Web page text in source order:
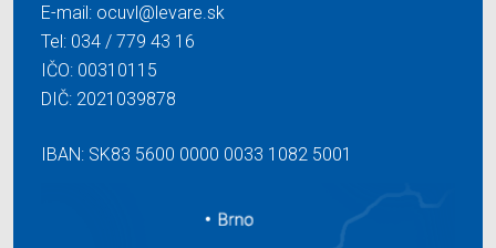
E-mail: ocuvl@levare.sk
Tel: 034 / 779 43 16
IČO: 00310115
DIČ: 2021039878
IBAN: SK83 5600 0000 0033 1082 5001